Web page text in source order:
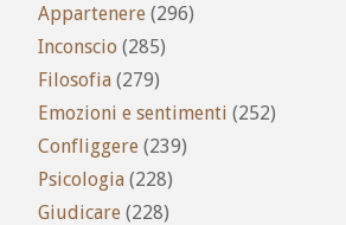
Appartenere (296)
Inconscio (285)
Filosofia (279)
Emozioni e sentimenti (252)
Confliggere (239)
Psicologia (228)
Giudicare (228)